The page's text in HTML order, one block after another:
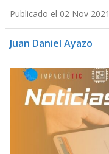
Publicado el 02 Nov 2021
Juan Daniel Ayazo